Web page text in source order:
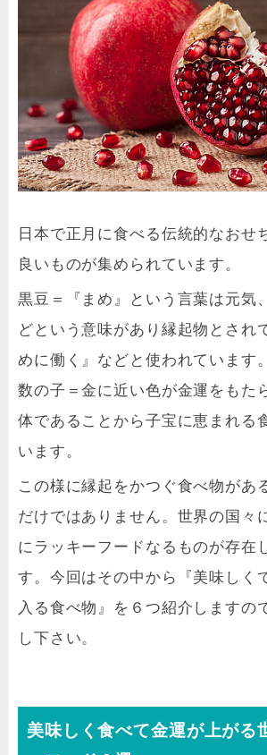
日本で正月に食べる伝統的なおせ
良いものが集められています。
黒豆＝『まめ』という言葉は元気
どという意味があり縁起物とされ
めに働く』などと使われています。
数の子＝金に近い色が金運をもた
体であることから子宝に恵まれる
います。
この様に縁起をかつぐ食べ物があ
だけではありません。世界の国々
にラッキーフードなるものが存在
す。今回はその中から『美味しく
入る食べ物』を６つ紹介しますの
し下さい。
美味しく食べて金運が上がる